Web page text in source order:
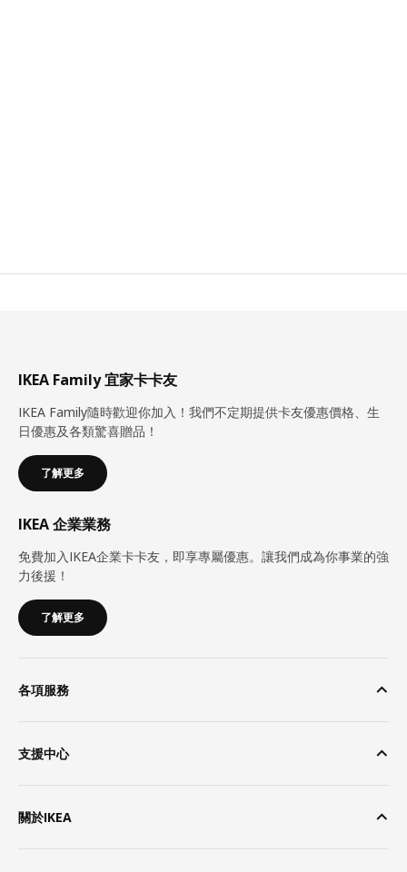
IKEA Family 宜家卡卡友
IKEA Family隨時歡迎你加入！我們不定期提供卡友優惠價格、生
日優惠及各類驚喜贈品！
了解更多
IKEA 企業業務
免費加入IKEA企業卡卡友，即享專屬優惠。讓我們成為你事業的強
力後援！
了解更多
各項服務
支援中心
關於IKEA